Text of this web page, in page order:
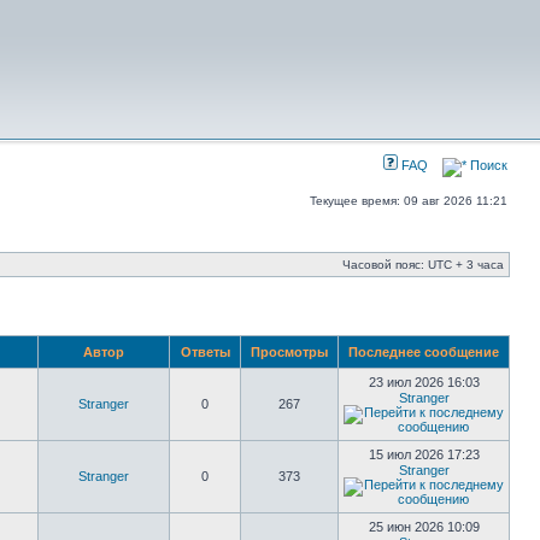
FAQ Поиск
Текущее время: 09 авг 2026 11:21
Часовой пояс: UTC + 3 часа
Автор Ответы Просмотры Последнее сообщение
Stranger 0 267
23 июл 2026 16:03
Stranger
Stranger 0 373
15 июл 2026 17:23
Stranger
25 июн 2026 10:09